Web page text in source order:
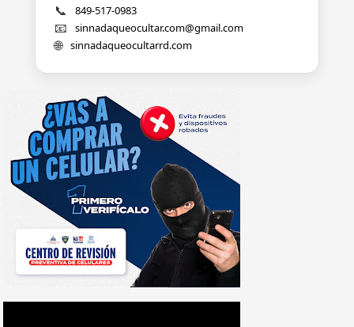
📞 849-517-0983
📧 sinnadaqueocultar.com@gmail.com
🌐 sinnadaqueocultarrd.com